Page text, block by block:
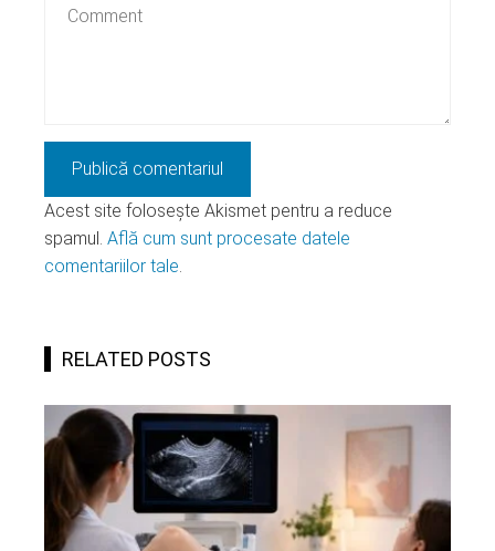
Acest site folosește Akismet pentru a reduce
spamul. Află cum sunt procesate datele
comentariilor tale
RELATED POSTS